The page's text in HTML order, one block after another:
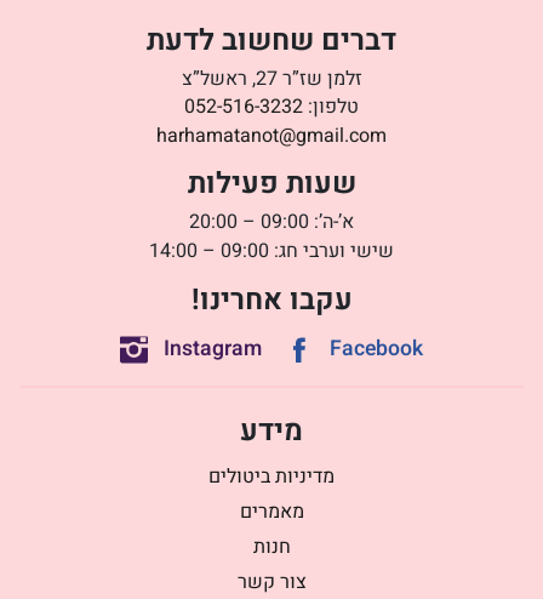
דברים שחשוב לדעת
זלמן שז”ר 27, ראשל”צ
טלפון: 052-516-3232
harhamatanot@gmail.com
שעות פעילות
א’-ה’: 09:00 – 20:00
שישי וערבי חג: 09:00 – 14:00
עקבו אחרינו!
Facebook
Instagram
מידע
מדיניות ביטולים
מאמרים
חנות
צור קשר